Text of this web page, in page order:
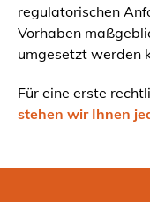
regulatorischen
Vorhaben
umgesetzt werden
Für eine erste
stehen wir Ihnen